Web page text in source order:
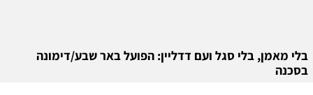
בלי מאמן, בלי סגל ועם דדליין: הפועל באר שבע/דימונה
בסכנה